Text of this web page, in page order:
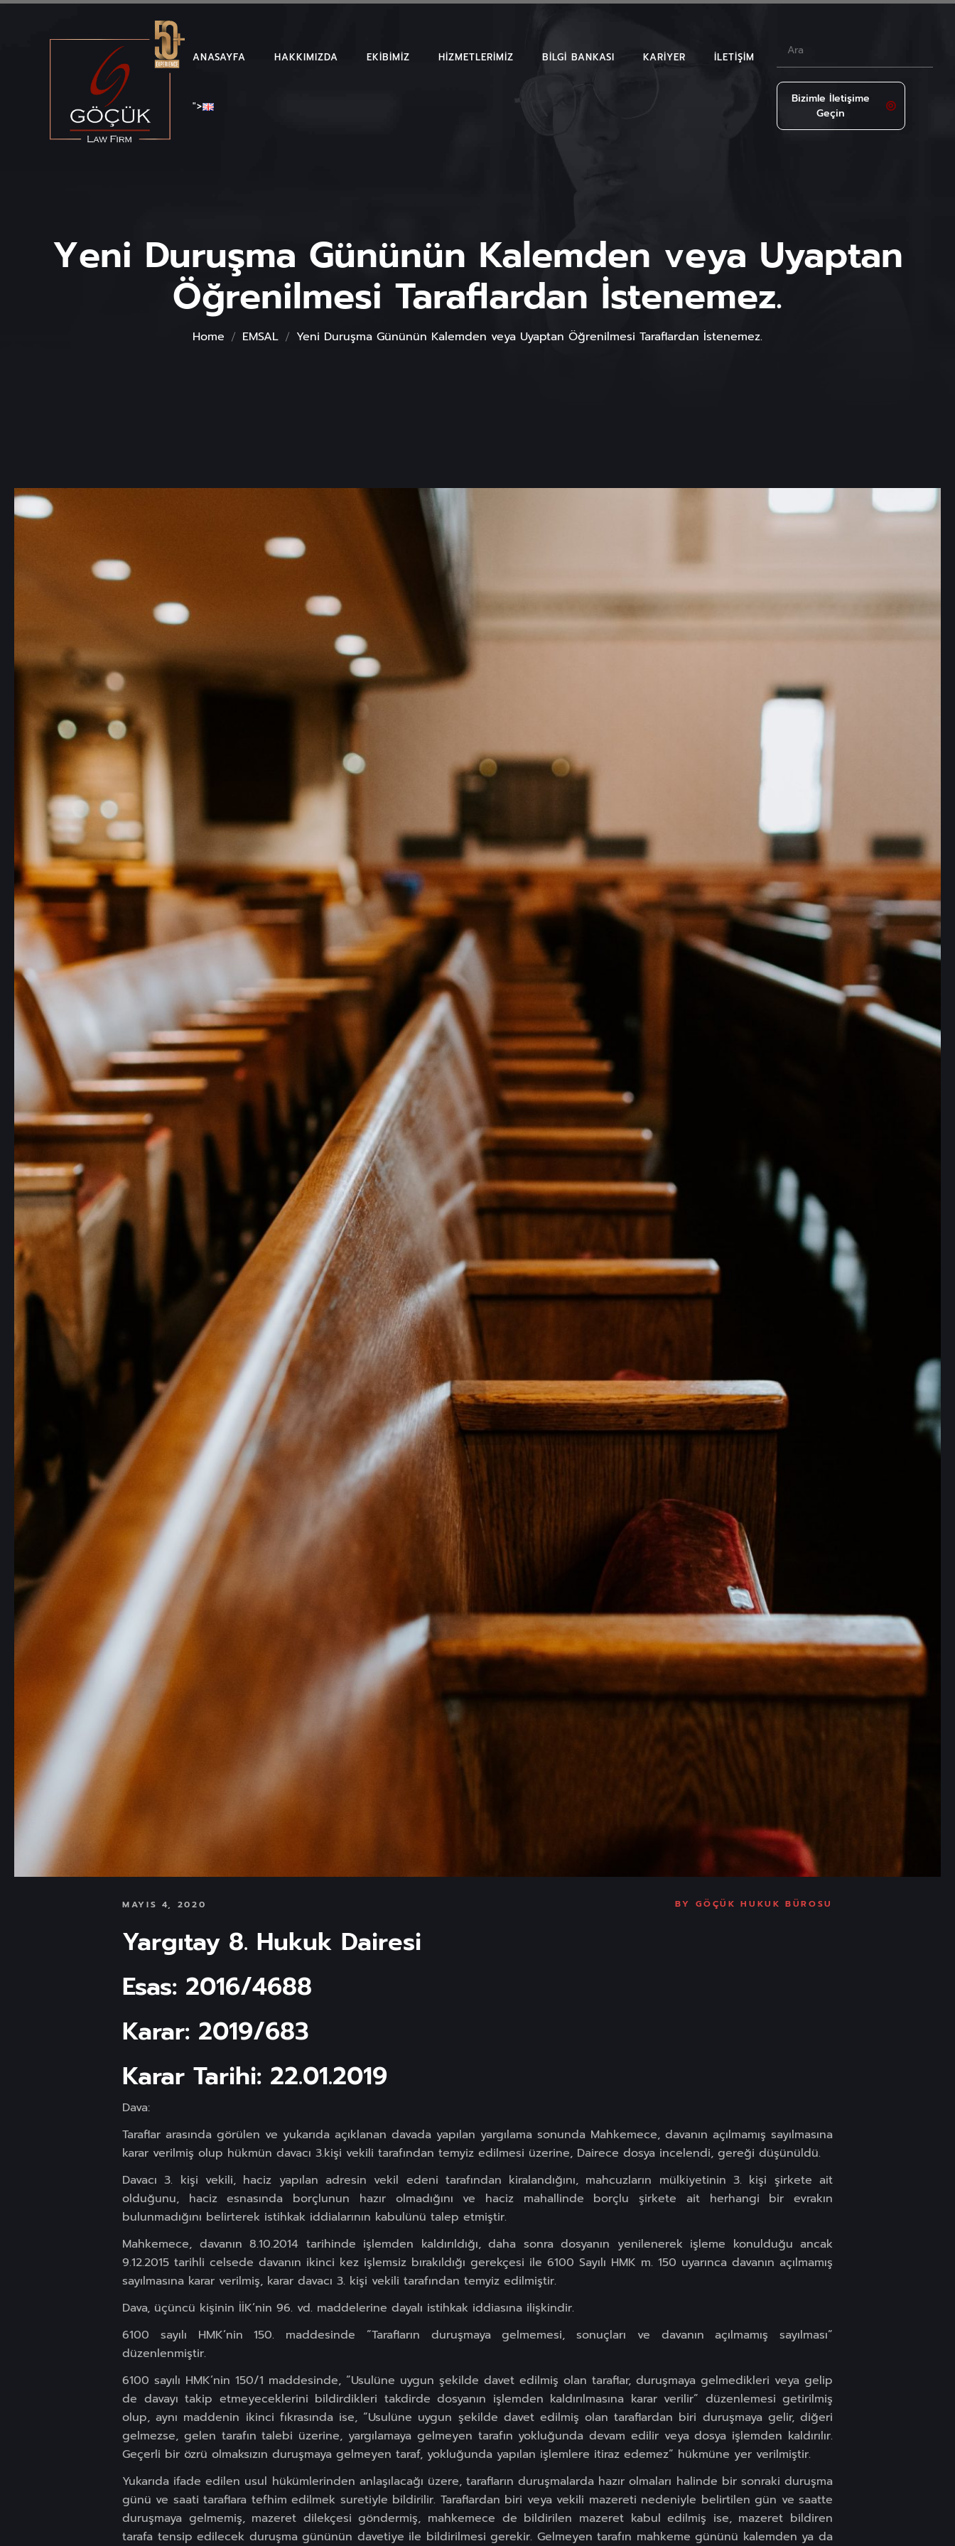
ANASAYFA HAKKIMIZDA EKIBIMIZ HIZMETLERIMIZ BILGI BANKASI KARIYER İLETIŞIM
">
Bizimle İletişime
Geçin
Yeni Duruşma Gününün Kalemden veya Uyaptan
Öğrenilmesi Taraflardan İstenemez.
Home EMSAL Yeni Duruşma Gününün Kalemden veya Uyaptan Öğrenilmesi Taraflardan İstenemez.
MAYIS 4, 2020 BY GÖÇÜK HUKUK BÜROSU
Yargıtay 8. Hukuk Dairesi
Esas: 2016/4688
Karar: 2019/683
Karar Tarihi: 22.01.2019
Dava:
Taraflar arasında görülen ve yukarıda açıklanan davada yapılan yargılama sonunda Mahkemece, davanın açılmamış sayılmasına
karar verilmiş olup hükmün davacı 3.kişi vekili tarafından temyiz edilmesi üzerine, Dairece dosya incelendi, gereği düşünüldü.
Davacı 3. kişi vekili, haciz yapılan adresin vekil edeni tarafından kiralandığını, mahcuzların mülkiyetinin 3. kişi şirkete ait
olduğunu, haciz esnasında borçlunun hazır olmadığını ve haciz mahallinde borçlu şirkete ait herhangi bir evrakın
bulunmadığını belirterek istihkak iddialarının kabulünü talep etmiştir.
Mahkemece, davanın 8.10.2014 tarihinde işlemden kaldırıldığı, daha sonra dosyanın yenilenerek işleme konulduğu ancak
9.12.2015 tarihli celsede davanın ikinci kez işlemsiz bırakıldığı gerekçesi ile 6100 Sayılı HMK m. 150 uyarınca davanın açılmamış
sayılmasına karar verilmiş, karar davacı 3. kişi vekili tarafından temyiz edilmiştir.
Dava, üçüncü kişinin İİK’nin 96. vd. maddelerine dayalı istihkak iddiasına ilişkindir.
6100 sayılı HMK’nin 150. maddesinde ”Tarafların duruşmaya gelmemesi, sonuçları ve davanın açılmamış sayılması”
düzenlenmiştir.
6100 sayılı HMK’nin 150/1 maddesinde, ”Usulüne uygun şekilde davet edilmiş olan taraflar, duruşmaya gelmedikleri veya gelip
de davayı takip etmeyeceklerini bildirdikleri takdirde dosyanın işlemden kaldırılmasına karar verilir” düzenlemesi getirilmiş
olup, aynı maddenin ikinci fıkrasında ise, “Usulüne uygun şekilde davet edilmiş olan taraflardan biri duruşmaya gelir, diğeri
gelmezse, gelen tarafın talebi üzerine, yargılamaya gelmeyen tarafın yokluğunda devam edilir veya dosya işlemden kaldırılır.
Geçerli bir özrü olmaksızın duruşmaya gelmeyen taraf, yokluğunda yapılan işlemlere itiraz edemez” hükmüne yer verilmiştir.
Yukarıda ifade edilen usul hükümlerinden anlaşılacağı üzere, tarafların duruşmalarda hazır olmaları halinde bir sonraki duruşma
günü ve saati taraflara tefhim edilmek suretiyle bildirilir. Taraflardan biri veya vekili mazereti nedeniyle belirtilen gün ve saatte
duruşmaya gelmemiş, mazeret dilekçesi göndermiş, mahkemece de bildirilen mazeret kabul edilmiş ise, mazeret bildiren
tarafa tensip edilecek duruşma gününün davetiye ile bildirilmesi gerekir. Gelmeyen tarafın mahkeme gününü kalemden ya da